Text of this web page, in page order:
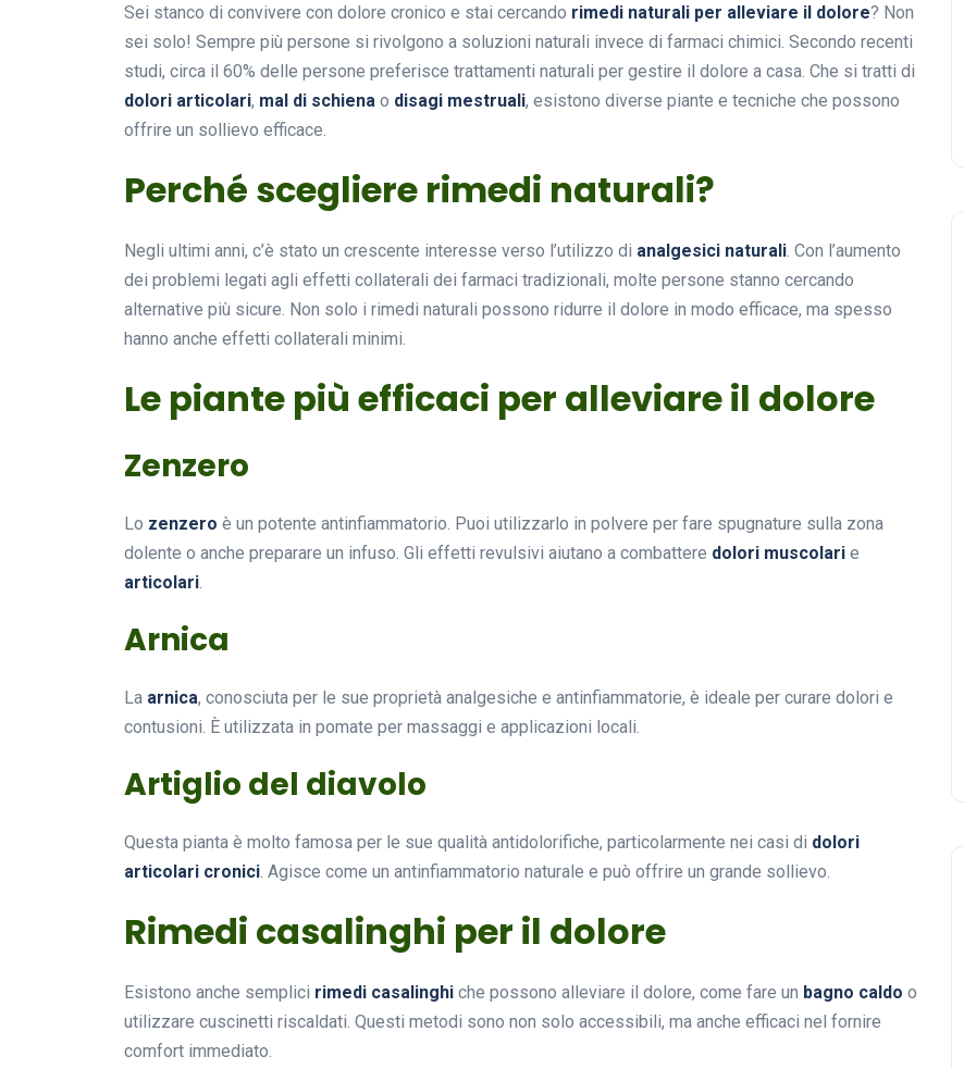
Sei stanco di convivere con dolore cronico e stai cercando rimedi naturali per alleviare il dolore? Non
sei solo! Sempre più persone si rivolgono a soluzioni naturali invece di farmaci chimici. Secondo recenti
studi, circa il 60% delle persone preferisce trattamenti naturali per gestire il dolore a casa. Che si tratti di
dolori articolari, mal di schiena o disagi mestruali, esistono diverse piante e tecniche che possono
offrire un sollievo efficace.
Perché scegliere rimedi naturali?
Negli ultimi anni, c’è stato un crescente interesse verso l’utilizzo di analgesici naturali. Con l’aumento
dei problemi legati agli effetti collaterali dei farmaci tradizionali, molte persone stanno cercando
alternative più sicure. Non solo i rimedi naturali possono ridurre il dolore in modo efficace, ma spesso
hanno anche effetti collaterali minimi.
Le piante più efficaci per alleviare il dolore
Zenzero
Lo zenzero è un potente antinfiammatorio. Puoi utilizzarlo in polvere per fare spugnature sulla zona
dolente o anche preparare un infuso. Gli effetti revulsivi aiutano a combattere dolori muscolari e
articolari.
Arnica
La arnica, conosciuta per le sue proprietà analgesiche e antinfiammatorie, è ideale per curare dolori e
contusioni. È utilizzata in pomate per massaggi e applicazioni locali.
Artiglio del diavolo
Questa pianta è molto famosa per le sue qualità antidolorifiche, particolarmente nei casi di dolori
articolari cronici. Agisce come un antinfiammatorio naturale e può offrire un grande sollievo.
Rimedi casalinghi per il dolore
Esistono anche semplici rimedi casalinghi che possono alleviare il dolore, come fare un bagno caldo o
utilizzare cuscinetti riscaldati. Questi metodi sono non solo accessibili, ma anche efficaci nel fornire
comfort immediato.
18 Febbraio 2025